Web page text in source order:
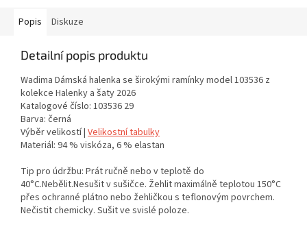
Popis Diskuze
Detailní popis produktu
Wadima Dámská halenka se širokými ramínky model 103536 z
kolekce Halenky a šaty 2026
Katalogové číslo: 103536 29
Barva: černá
Výběr velikostí | Velikostní tabulky
Materiál: 94 % viskóza, 6 % elastan
Tip pro údržbu: Prát ručně nebo v teplotě do
40°C.Nebělit.Nesušit v sušičce. Žehlit maximálně teplotou 150°C
přes ochranné plátno nebo žehličkou s teflonovým povrchem.
Nečistit chemicky. Sušit ve svislé poloze.